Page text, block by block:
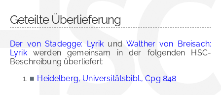
Geteilte Überlieferung
Der von Stadegge: Lyrik und Walther von Breisach:
Lyrikwerden gemeinsam in der folgenden HSC-
Beschreibung überliefert:
■ Heidelberg, Universitätsbibl., Cpg 848